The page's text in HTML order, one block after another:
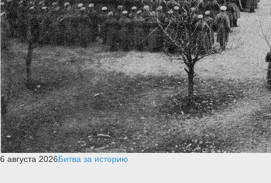
6 августа 2026Битва за историю